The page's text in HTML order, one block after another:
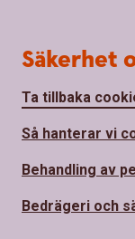
Säkerhet
Ta tillbaka
Så hanterar vi
Behandling av
Bedrägeri och